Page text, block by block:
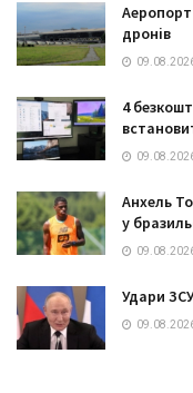
дронів
4
Анхель
у
Удари